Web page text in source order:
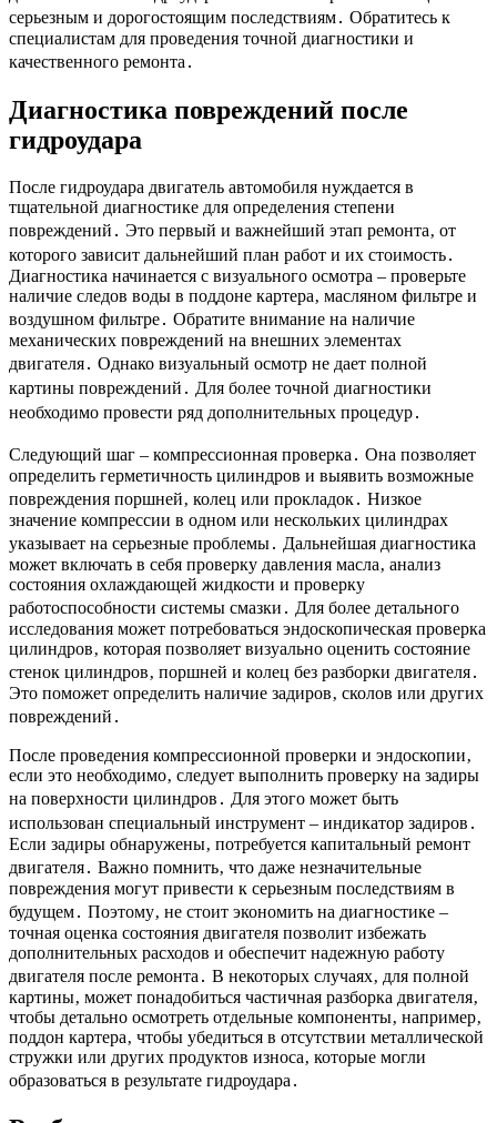
серьезным и дорогостоящим последствиям․ Обратитесь к
специалистам для проведения точной диагностики и
качественного ремонта․
Диагностика повреждений после
гидроудара
После гидроудара двигатель автомобиля нуждается в
тщательной диагностике для определения степени
повреждений․ Это первый и важнейший этап ремонта‚ от
которого зависит дальнейший план работ и их стоимость․
Диагностика начинается с визуального осмотра – проверьте
наличие следов воды в поддоне картера‚ масляном фильтре и
воздушном фильтре․ Обратите внимание на наличие
механических повреждений на внешних элементах
двигателя․ Однако визуальный осмотр не дает полной
картины повреждений․ Для более точной диагностики
необходимо провести ряд дополнительных процедур․
Следующий шаг – компрессионная проверка․ Она позволяет
определить герметичность цилиндров и выявить возможные
повреждения поршней‚ колец или прокладок․ Низкое
значение компрессии в одном или нескольких цилиндрах
указывает на серьезные проблемы․ Дальнейшая диагностика
может включать в себя проверку давления масла‚ анализ
состояния охлаждающей жидкости и проверку
работоспособности системы смазки․ Для более детального
исследования может потребоваться эндоскопическая проверка
цилиндров‚ которая позволяет визуально оценить состояние
стенок цилиндров‚ поршней и колец без разборки двигателя․
Это поможет определить наличие задиров‚ сколов или других
повреждений․
После проведения компрессионной проверки и эндоскопии‚
если это необходимо‚ следует выполнить проверку на задиры
на поверхности цилиндров․ Для этого может быть
использован специальный инструмент – индикатор задиров․
Если задиры обнаружены‚ потребуется капитальный ремонт
двигателя․ Важно помнить‚ что даже незначительные
повреждения могут привести к серьезным последствиям в
будущем․ Поэтому‚ не стоит экономить на диагностике –
точная оценка состояния двигателя позволит избежать
дополнительных расходов и обеспечит надежную работу
двигателя после ремонта․ В некоторых случаях‚ для полной
картины‚ может понадобиться частичная разборка двигателя‚
чтобы детально осмотреть отдельные компоненты‚ например‚
поддон картера‚ чтобы убедиться в отсутствии металлической
стружки или других продуктов износа‚ которые могли
образоваться в результате гидроудара․